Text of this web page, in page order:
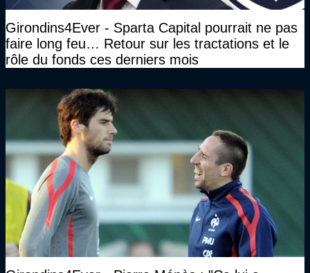
Girondins4Ever - Sparta Capital pourrait ne pas
faire long feu… Retour sur les tractations et le
rôle du fonds ces derniers mois